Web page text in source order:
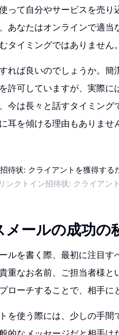
って自分やサービスを売
あなたはオンラインで適当
タイミングではありません。
れば良いのでしょうか。
許可していますが、実際
今は長々と話すタイミン
耳を傾ける理由もありませ
リンクトイン招待状: クライアン
メールの成功の
ルを書く際、最初に注目
重なお名前、ご担当者様
ローチすることで、相手に
を使う際には、少しの手